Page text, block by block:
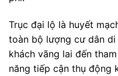
Trục đại lộ là huyết
toàn bộ lượng cư dân
khách vãng lai đến
năng tiếp cận thụ động